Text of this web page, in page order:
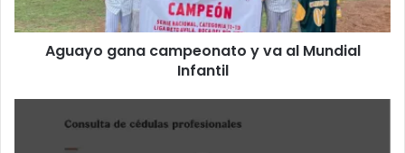
Aguayo gana campeonato y va al Mundial
Infantil